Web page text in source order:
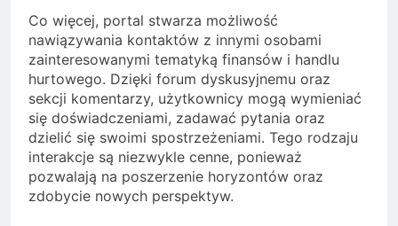
Co więcej, portal stwarza możliwość
nawiązywania kontaktów z innymi osobami
zainteresowanymi tematyką finansów i handlu
hurtowego. Dzięki forum dyskusyjnemu oraz
sekcji komentarzy, użytkownicy mogą wymieniać
się doświadczeniami, zadawać pytania oraz
dzielić się swoimi spostrzeżeniami. Tego rodzaju
interakcje są niezwykle cenne, ponieważ
pozwalają na poszerzenie horyzontów oraz
zdobycie nowych perspektyw.